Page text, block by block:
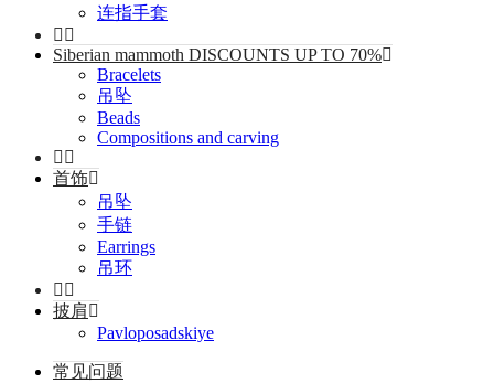
连指手套
Siberian mammoth DISCOUNTS UP TO 70%
Bracelets
吊坠
Beads
Compositions and carving
首饰
吊坠
手链
Earrings
吊环
披肩
Pavloposadskiye
常见问题